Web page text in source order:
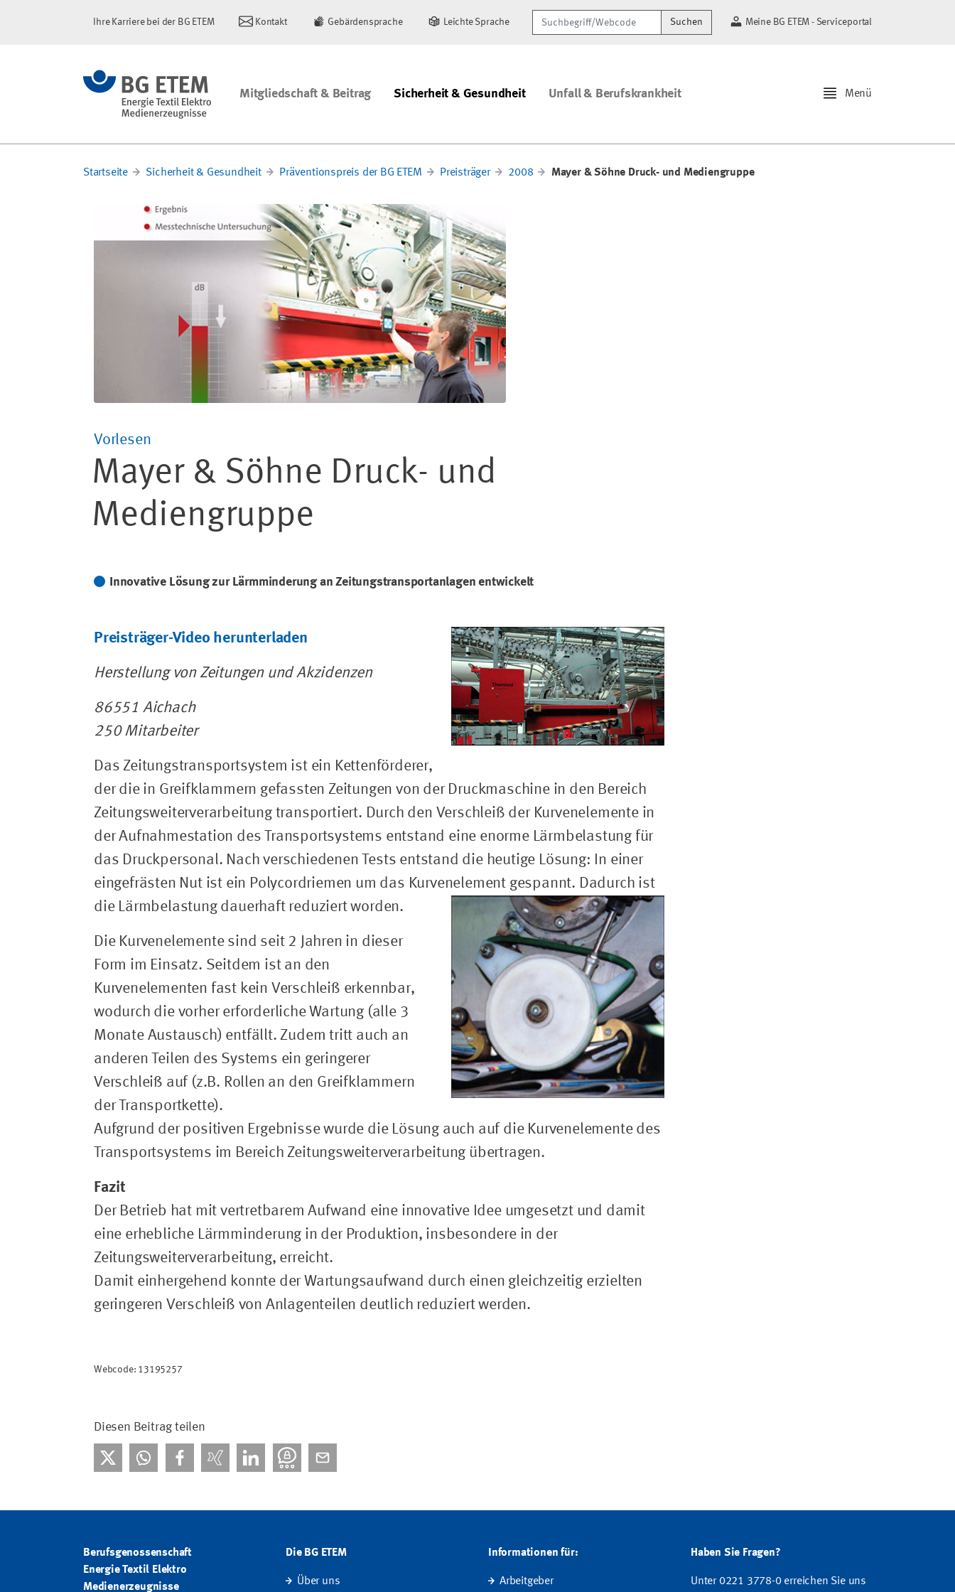
Ihre Karriere bei der BG ETEM Kontakt Gebärdensprache Leichte Sprache Suchbegriff/Webcode Suchen Meine BG ETEM - Serviceportal
Mitgliedschaft & Beitrag Sicherheit & Gesundheit Unfall & Berufskrankheit Menü
Startseite Sicherheit & Gesundheit Präventionspreis der BG ETEM Preisträger 2008 Mayer & Söhne Druck- und Mediengruppe
Vorlesen
Mayer & Söhne Druck- und
Mediengruppe
Innovative Lösung zur Lärmminderung an Zeitungstransportanlagen entwickelt
Preisträger-Video herunterladen
Herstellung von Zeitungen und Akzidenzen
86551 Aichach
250 Mitarbeiter
Das Zeitungstransportsystem ist ein Kettenförderer,
der die in Greifklammern gefassten Zeitungen von der Druckmaschine in den Bereich
Zeitungsweiterverarbeitung transportiert. Durch den Verschleiß der Kurvenelemente in
der Aufnahmestation des Transportsystems entstand eine enorme Lärmbelastung für
das Druckpersonal. Nach verschiedenen Tests entstand die heutige Lösung: In einer
eingefrästen Nut ist ein Polycordriemen um das Kurvenelement gespannt. Dadurch ist
die Lärmbelastung dauerhaft reduziert worden.
Die Kurvenelemente sind seit 2 Jahren in dieser
Form im Einsatz. Seitdem ist an den
Kurvenelementen fast kein Verschleiß erkennbar,
wodurch die vorher erforderliche Wartung (alle 3
Monate Austausch) entfällt. Zudem tritt auch an
anderen Teilen des Systems ein geringerer
Verschleiß auf (z.B. Rollen an den Greifklammern
der Transportkette).
Aufgrund der positiven Ergebnisse wurde die Lösung auch auf die Kurvenelemente des
Transportsystems im Bereich Zeitungsweiterverarbeitung übertragen.
Fazit
Der Betrieb hat mit vertretbarem Aufwand eine innovative Idee umgesetzt und damit
eine erhebliche Lärmminderung in der Produktion, insbesondere in der
Zeitungsweiterverarbeitung, erreicht.
Damit einhergehend konnte der Wartungsaufwand durch einen gleichzeitig erzielten
geringeren Verschleiß von Anlagenteilen deutlich reduziert werden.
Webcode: 13195257
Diesen Beitrag teilen
Berufsgenossenschaft
Energie Textil Elektro
Medienerzeugnisse
Die BG ETEM
Über uns
Informationen für:
Arbeitgeber
Haben Sie Fragen?
Unter 0221 3778-0 erreichen Sie uns